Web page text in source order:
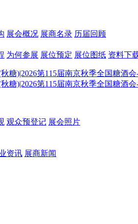
展会概况 展商名录 历届回顾
为何参展 展位预定 展位图纸 资料下
观众预登记 展会照片
资讯 展商新闻